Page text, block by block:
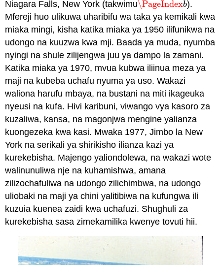
Niagara Falls, New York (takwimu\PageIndexb
\PageIndexb).
Mfereji huo ulikuwa uharibifu wa taka ya kemikali kwa
miaka mingi, kisha katika miaka ya 1950 ilifunikwa na
udongo na kuuzwa kwa mji. Baada ya muda, nyumba
nyingi na shule zilijengwa juu ya dampo la zamani.
Katika miaka ya 1970, mvua kubwa iliinua meza ya
maji na kubeba uchafu nyuma ya uso. Wakazi
waliona harufu mbaya, na bustani na miti ikageuka
nyeusi na kufa. Hivi karibuni, viwango vya kasoro za
kuzaliwa, kansa, na magonjwa mengine yalianza
kuongezeka kwa kasi. Mwaka 1977, Jimbo la New
York na serikali ya shirikisho ilianza kazi ya
kurekebisha. Majengo yaliondolewa, na wakazi wote
walinunuliwa nje na kuhamishwa, amana
zilizochafuliwa na udongo zilichimbwa, na udongo
uliobaki na maji ya chini yalitibiwa na kufungwa ili
kuzuia kuenea zaidi kwa uchafuzi. Shughuli za
kurekebisha sasa zimekamilika kwenye tovuti hii.